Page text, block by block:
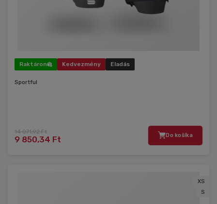
Raktáron Kedvezmény Eladás
Sportful
14 071,92 Ft
9 850,34 Ft Do košíka
XS
S